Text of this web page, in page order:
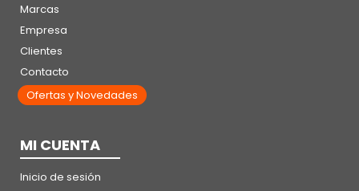
Marcas
Empresa
Clientes
Contacto
Ofertas y Novedades
MI CUENTA
Inicio de sesión